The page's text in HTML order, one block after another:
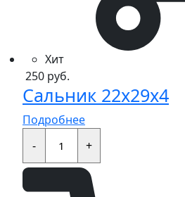
Хит
250 руб.
Сальник 22x29x4
Подробнее
-
Сальник
22x29x4+